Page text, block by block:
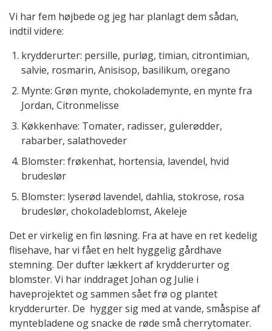
Vi har fem højbede og jeg har planlagt dem sådan,
indtil videre:
krydderurter: persille, purløg, timian, citrontimian,
salvie, rosmarin, Anisisop, basilikum, oregano
Mynte: Grøn mynte, chokolademynte, en mynte fra
Jordan, Citronmelisse
Køkkenhave: Tomater, radisser, gulerødder,
rabarber, salathoveder
Blomster: frøkenhat, hortensia, lavendel, hvid
brudeslør
Blomster: lyserød lavendel, dahlia, stokrose, rosa
brudeslør, chokoladeblomst, Akeleje
Det er virkelig en fin løsning. Fra at have en ret kedelig
flisehave, har vi fået en helt hyggelig gårdhave
stemning. Der dufter lækkert af krydderurter og
blomster. Vi har inddraget Johan og Julie i
haveprojektet og sammen sået frø og plantet
krydderurter. De hygger sig med at vande, småspise af
myntebladene og snacke de røde små cherrytomater.